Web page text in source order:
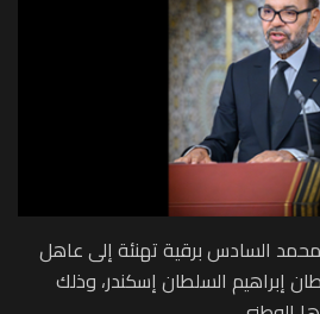
السادس برقية تهنئة إلى عاهل
إبراهيم السلطان إسكندر، وذلك